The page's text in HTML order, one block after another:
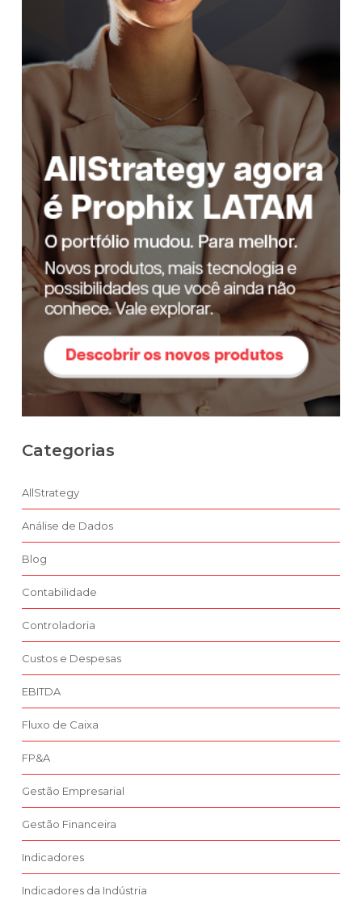
Categorias
AllStrategy
Análise de Dados
Blog
Contabilidade
Controladoria
Custos e Despesas
EBITDA
Fluxo de Caixa
FP&A
Gestão Empresarial
Gestão Financeira
Indicadores
Indicadores da Indústria